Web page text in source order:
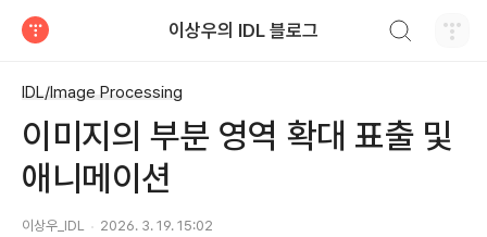
이상우의 IDL 블로그
IDL/Image Processing
이미지의 부분 영역 확대 표출 및
애니메이션
이상우_IDL 2026. 3. 19. 15:02